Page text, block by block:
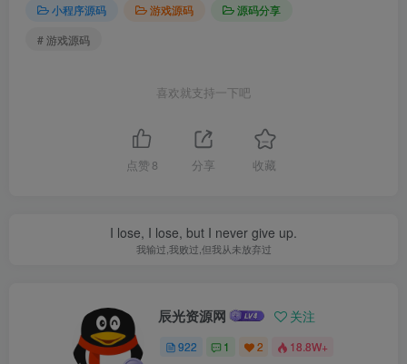
小程序源码 游戏源码
源码分享
# 游戏源码
喜欢就支持一下吧
点赞 8 分享 收藏
I lose, I lose, but I never give up.
我输过,我败过,但我从未放弃过
辰光资源网 关注
922 1 2 18.8W+